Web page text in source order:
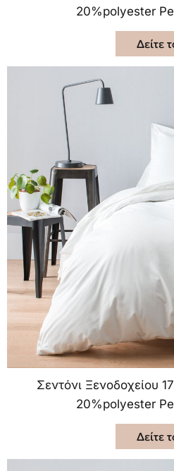
20%polyester
Δείτε
Σεντόνι Ξενοδοχείου
20%polyester
Δείτε